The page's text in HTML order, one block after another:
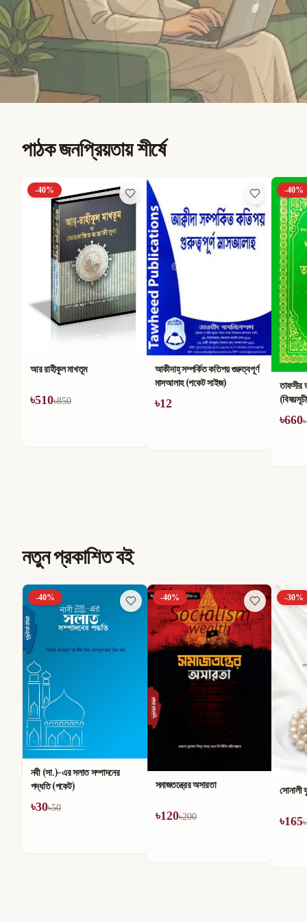
পাঠক জনপ্রিয়তায় শীর্ষে
-40%
আর রাহীকুল মাখতূম
৳510৳850
আকীদাহ্ সম্পর্কিত কতিপয় গুরুত্বপূর্ণ
মাসআলাহ (পকেট সাইজ)
৳12
-40%
৳660৳
নতুন প্রকাশিত বই
-40%
নবী (সা.)-এর সলাত সম্পাদনের
পদ্ধতি (পকেট)
৳30৳50
-40%
সমাজতন্ত্রের অসারতা
৳120৳200
-30%
সোনালী
৳165৳